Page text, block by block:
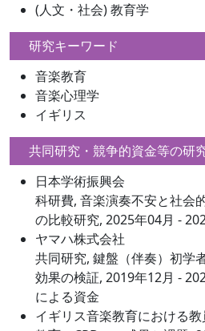
(人文・社会) 教育学
研究キーワード
音楽教育
音楽心理学
イギリス
共同研究・競争的資金等の研
日本学術振興会
科研費, 音楽演奏不安と社会
の比較研究, 2025年04月 -
ヤマハ株式会社
共同研究, 鍵盤（伴奏）初学
効果の検証, 2019年12月 -
による資金
イギリス音楽教育における